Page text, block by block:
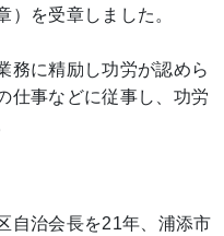
）を受章しました。
務に精励し功労が認めら
仕事などに従事し、功労
自治会長を21年、浦添市